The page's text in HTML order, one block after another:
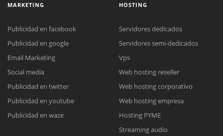
Reunión online
Meet para la reunión online.
Cotización
Chat Online
Todos nuestros ejecutivos están fuera de línea. Complete el formulario
MARKETING
Publicidad en facebook
Publicidad en google
Email Marketing
Social media
Publicidad en twitter
Publicidad en youtube
Publicidad en waze
HOSTING
Servidores dedicados
Servidores semi-dedicados
Vps
Web hosting reseller
Web hosting corporativo
Web hosting empresa
Hosting PYME
Streaming audio